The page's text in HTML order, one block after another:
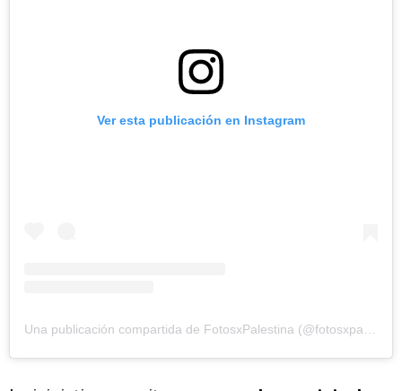
Ver esta publicación en Instagram